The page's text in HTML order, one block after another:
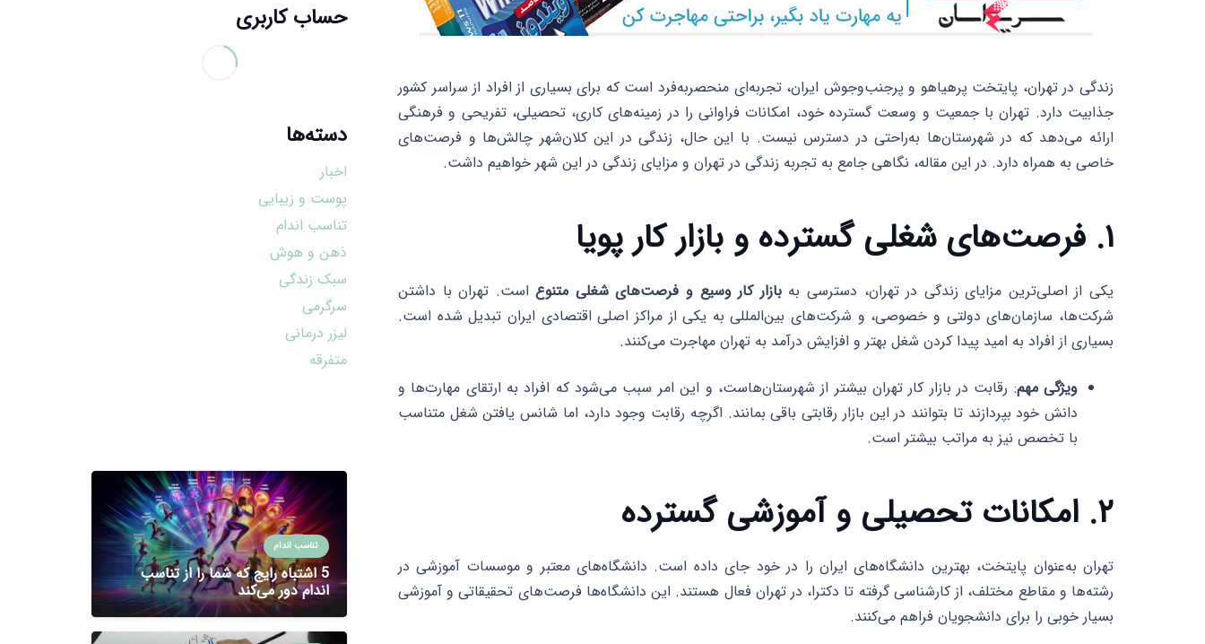
زندگی در تهران، پایتخت پرهیاهو و پرجنب‌وجوش ایران، تجربه‌ای منحصربه‌فرد است که برای بسیاری از افراد از سراسر کشور
جذابیت دارد. تهران با جمعیت و وسعت گسترده خود، امکانات فراوانی را در زمینه‌های کاری، تحصیلی، تفریحی و فرهنگی
ارائه می‌دهد که در شهرستان‌ها به‌راحتی در دسترس نیست. با این حال، زندگی در این کلان‌شهر چالش‌ها و فرصت‌های
خاصی به همراه دارد. در این مقاله، نگاهی جامع به تجربه زندگی در تهران و مزایای زندگی در این شهر خواهیم داشت.
۱. فرصت‌های شغلی گسترده و بازار کار پویا
یکی از اصلی‌ترین مزایای زندگی در تهران، دسترسی بهبازار کار وسیع و فرصت‌های شغلی متنوعاست. تهران با داشتن
شرکت‌ها، سازمان‌های دولتی و خصوصی، و شرکت‌های بین‌المللی به یکی از مراکز اصلی اقتصادی ایران تبدیل شده است.
بسیاری از افراد به امید پیدا کردن شغل بهتر و افزایش درآمد به تهران مهاجرت می‌کنند.
ویژگی مهم: رقابت در بازار کار تهران بیشتر از شهرستان‌هاست، و این امر سبب می‌شود که افراد به ارتقای مهارت‌ها و
دانش خود بپردازند تا بتوانند در این بازار رقابتی باقی بمانند. اگرچه رقابت وجود دارد، اما شانس یافتن شغل متناسب
با تخصص نیز به مراتب بیشتر است.
۲. امکانات تحصیلی و آموزشی گسترده
تهران به‌عنوان پایتخت، بهترین دانشگاه‌های ایران را در خود جای داده است. دانشگاه‌های معتبر و موسسات آموزشی در
رشته‌ها و مقاطع مختلف، از کارشناسی گرفته تا دکترا، در تهران فعال هستند. این دانشگاه‌ها فرصت‌های تحقیقاتی و آموزشی
بسیار خوبی را برای دانشجویان فراهم می‌کنند.
حساب کاربری
دسته‌ها
اخبار
پوست و زیبایی
تناسب اندام
ذهن و هوش
سبک زندگی
سرگرمی
لیزر درمانی
متفرقه
تناسب اندام
5 اشتباه رایج که شما را از تناسب
اندام دور می‌کند